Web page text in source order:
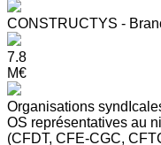
CONSTRUCTYS -
7.8
M€
Organisations
OS représentatives au
(CFDT, CFE-CGC,